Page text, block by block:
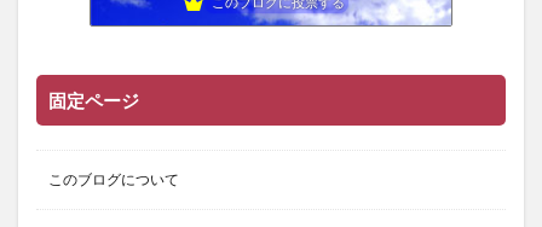
固定ページ
このブログについて